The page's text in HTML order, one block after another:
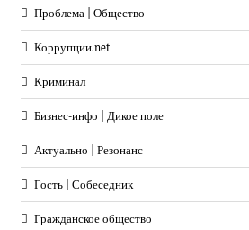
Проблема | Общество
Коррупции.net
Криминал
Бизнес-инфо | Дикое поле
Актуально | Резонанс
Гость | Собеседник
Гражданское общество